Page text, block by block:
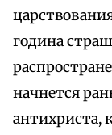
година
начнется
антихриста,